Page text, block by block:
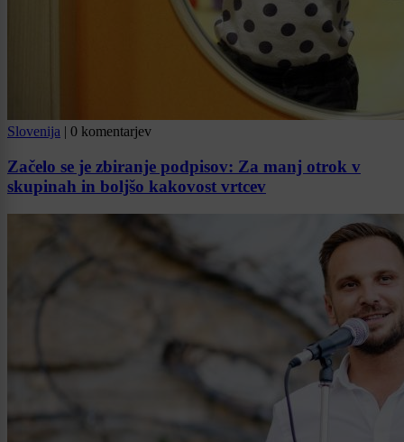
Slovenija | 0 komentarjev
Začelo se je zbiranje podpisov: Za manj otrok v
skupinah in boljšo kakovost vrtcev